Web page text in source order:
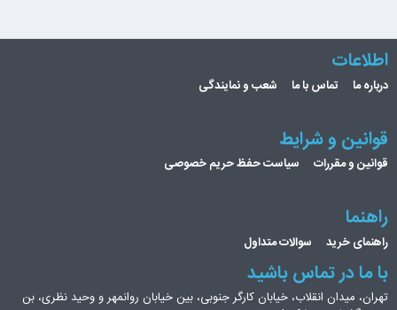
اطلاعات
درباره ما تماس با ما شعب و نمایندگی
قوانین و شرایط
قوانین و مقررات سیاست حفظ حریم خصوصی
راهنما
راهنمای خرید سوالات متداول
با ما در تماس باشید
تهران، میدان انقلاب، خیابان کارگر جنوبی، بین خیابان روانمهر و وحید نظری، بن